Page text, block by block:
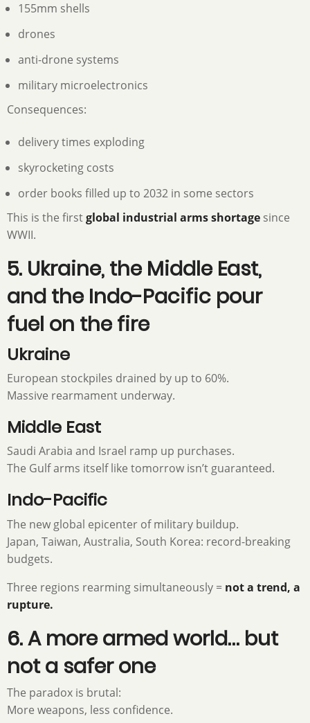
155mm shells
drones
anti-drone systems
military microelectronics
Consequences:
delivery times exploding
skyrocketing costs
order books filled up to 2032 in some sectors
This is the firstglobal industrial arms shortage since
WWII.
5. Ukraine, the Middle East,
and the Indo-Pacific pour
fuel on the fire
Ukraine
European stockpiles drained by up to 60%.
Massive rearmament underway.
Middle East
Saudi Arabia and Israel ramp up purchases.
The Gulf arms itself like tomorrow isn’t guaranteed.
Indo-Pacific
The new global epicenter of military buildup.
Japan, Taiwan, Australia, South Korea: record-breaking
budgets.
Three regions rearming simultaneously = not a trend, a
rupture.
6. A more armed world… but
not a safer one
The paradox is brutal:
More weapons, less confidence.